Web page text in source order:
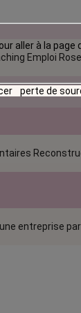
Emploi
entreprise
aller à la
perte de